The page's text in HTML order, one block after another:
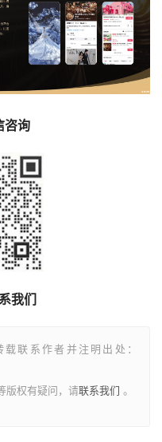
咨询
我们
联系作者并注明出处：
版权有疑问，请联系我们 。